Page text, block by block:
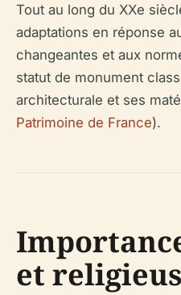
Tout au long du XXe
adaptations en réponse
changeantes et aux
statut de monument
architecturale et ses
Patrimoine de France).
et